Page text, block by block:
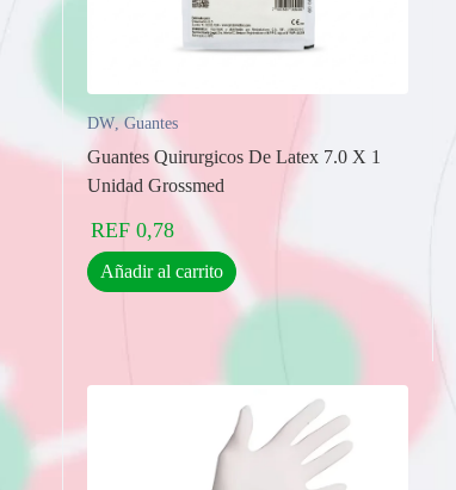
DW,Guantes
Guantes Quirurgicos De Latex 7.0 X 1
Unidad Grossmed
REF 0,78
Añadir al carrito